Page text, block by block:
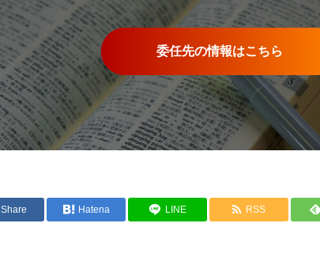
委任先の情報はこちら
Share Hatena LINE RSS